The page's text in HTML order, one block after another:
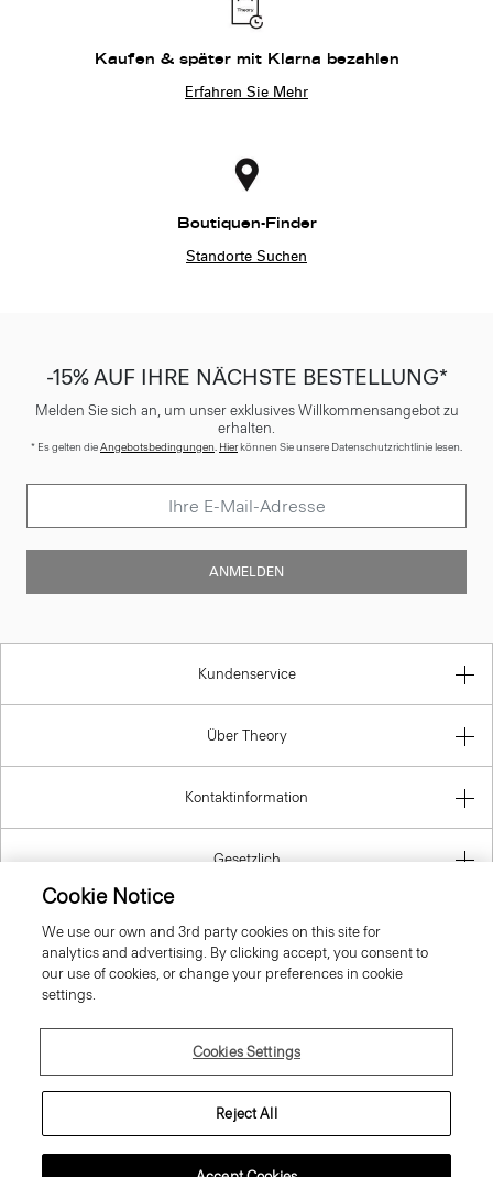
Kaufen & später mit Klarna bezahlen
Erfahren Sie Mehr
Boutiquen-Finder
Standorte Suchen
-15% AUF IHRE NÄCHSTE BESTELLUNG*
Melden Sie sich an, um unser exklusives Willkommensangebot zu
erhalten.
* Es gelten dieAngebotsbedingungen. Hierkönnen Sie unsere Datenschutzrichtlinie lesen.
ANMELDEN
Kundenservice
Über Theory
Kontaktinformation
Gesetzlich
Germany
© 2026 Theory
Cookie Notice
We use our own and 3rd party cookies on this site for
analytics and advertising. By clicking accept, you consent to
our use of cookies, or change your preferences in cookie
settings.
Cookies Settings
Reject All